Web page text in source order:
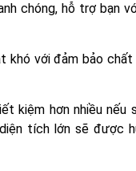
chóng, hỗ trợ bạn
khó với đảm bảo
kiệm hơn nhiều nếu
tích lớn sẽ được